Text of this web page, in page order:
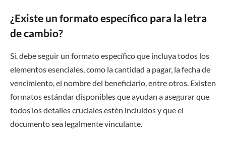
¿Existe un formato específico para la letra
de cambio?
Sí, debe seguir un formato específico que incluya todos los
elementos esenciales, como la cantidad a pagar, la fecha de
vencimiento, el nombre del beneficiario, entre otros. Existen
formatos estándar disponibles que ayudan a asegurar que
todos los detalles cruciales estén incluidos y que el
documento sea legalmente vinculante.